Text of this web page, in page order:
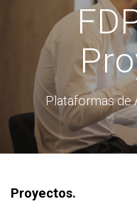
Plataformas de
Proyectos.